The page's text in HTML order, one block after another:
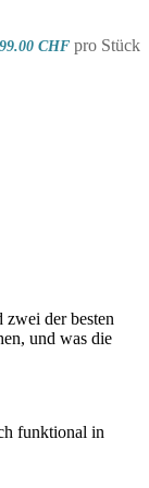
CHF pro Stück
der besten
und was die
funktional in